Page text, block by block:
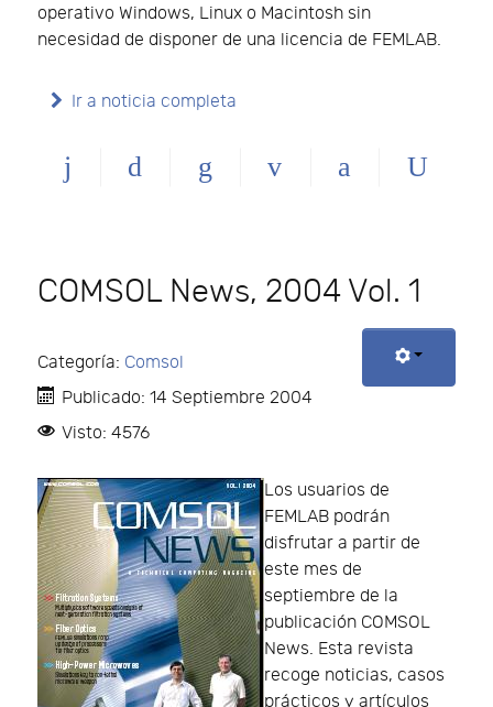
operativo Windows, Linux o Macintosh sin
necesidad de disponer de una licencia de FEMLAB.
Ir a noticia completa
COMSOL News, 2004 Vol. 1
Categoría: Comsol
Publicado: 14 Septiembre 2004
Visto: 4576
Los usuarios de
FEMLAB podrán
disfrutar a partir de
este mes de
septiembre de la
publicación COMSOL
News. Esta revista
recoge noticias, casos
prácticos y artículos